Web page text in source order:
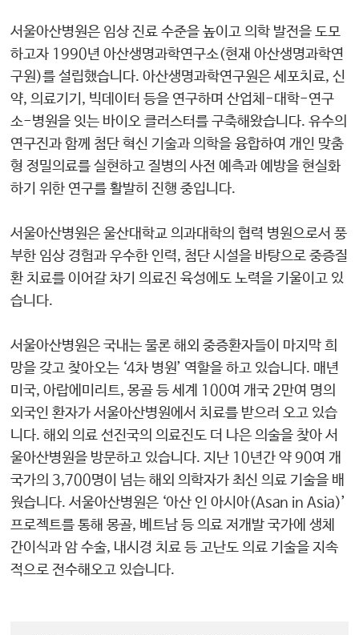
서울아산병원은 임상 진료 수준을 높이고 의학 발전을 도모
하고자 1990년 아산생명과학연구소(현재 아산생명과학연
구원)를 설립했습니다. 아산생명과학연구원은 세포치료, 신
약, 의료기기, 빅데이터 등을 연구하며 산업체-대학-연구
소-병원을 잇는 바이오 클러스터를 구축해왔습니다. 유수의
연구진과 함께 첨단 혁신 기술과 의학을 융합하여 개인 맞춤
형 정밀의료를 실현하고 질병의 사전 예측과 예방을 현실화
하기 위한 연구를 활발히 진행 중입니다.
서울아산병원은 울산대학교 의과대학의 협력 병원으로서 풍
부한 임상 경험과 우수한 인력, 첨단 시설을 바탕으로 중증질
환 치료를 이어갈 차기 의료진 육성에도 노력을 기울이고 있
습니다.
서울아산병원은 국내는 물론 해외 중증환자들이 마지막 희
망을 갖고 찾아오는 ‘4차 병원’ 역할을 하고 있습니다. 매년
미국, 아랍에미리트, 몽골 등 세계 100여 개국 2만여 명의
외국인 환자가 서울아산병원에서 치료를 받으러 오고 있습
니다. 해외 의료 선진국의 의료진도 더 나은 의술을 찾아 서
울아산병원을 방문하고 있습니다. 지난 10년간 약 90여 개
국가의 3,700명이 넘는 해외 의학자가 최신 의료 기술을 배
웠습니다. 서울아산병원은 ‘아산 인 아시아(Asan in Asia)’
프로젝트를 통해 몽골, 베트남 등 의료 저개발 국가에 생체
간이식과 암 수술, 내시경 치료 등 고난도 의료 기술을 지속
적으로 전수해오고 있습니다.